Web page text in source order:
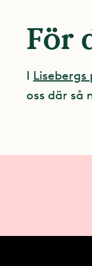
För
I Lisebergs
oss där så